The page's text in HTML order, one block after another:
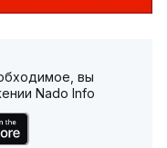
вы
Nado Info